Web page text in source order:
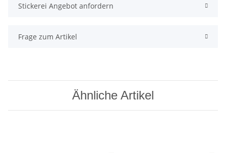
Stickerei Angebot anfordern
Frage zum Artikel
Ähnliche Artikel